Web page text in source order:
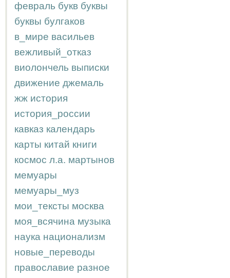
февраль букв буквы
буквы булгаков
в_мире васильев
вежливый_отказ
виолончель выписки
движение джемаль
жж история
история_россии
кавказ календарь
карты китай книги
космос л.а. мартынов
мемуары
мемуары_муз
мои_тексты москва
моя_всячина музыка
наука национализм
новые_переводы
православие разное